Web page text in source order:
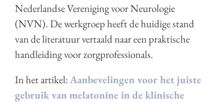
Nederlandse Vereniging voor Neurologie
(NVN). De werkgroep heeft de huidige stand
van de literatuur vertaald naar een praktische
handleiding voor zorgprofessionals.
In het artikel:Aanbevelingen voor het juiste
gebruik van melatonine in de klinische